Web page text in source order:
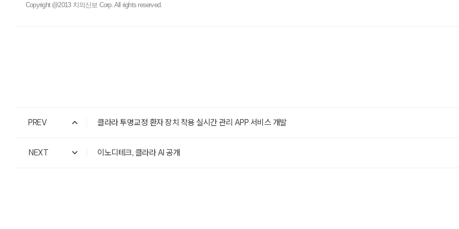
Copyright @2013 치의신보 Corp. All rights reserved.
PREV 클라라 투명교정 환자 장치 착용 실시간 관리 APP 서비스 개발
NEXT 이노디테크, 클라라 AI 공개